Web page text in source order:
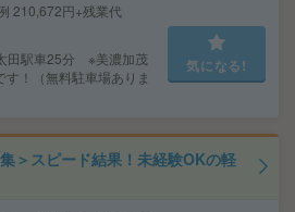
210,672円+残業代
田駅車25分 ※美濃加茂
！（無料駐車場ありま
気になる!
＞スピード結果！未経験OKの軽